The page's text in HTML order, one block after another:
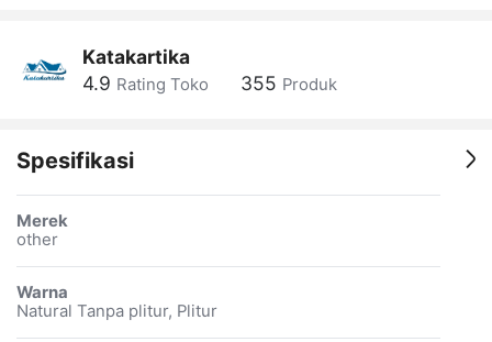
Katakartika
4.9 Rating Toko 355 Produk
Spesifikasi
Merek
other
Warna
Natural Tanpa plitur, Plitur